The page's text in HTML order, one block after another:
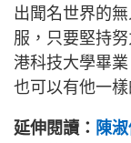
出聞名世界的
服，只要堅持
港科技大學畢
也可以有他一樣
延伸閱讀： 陳